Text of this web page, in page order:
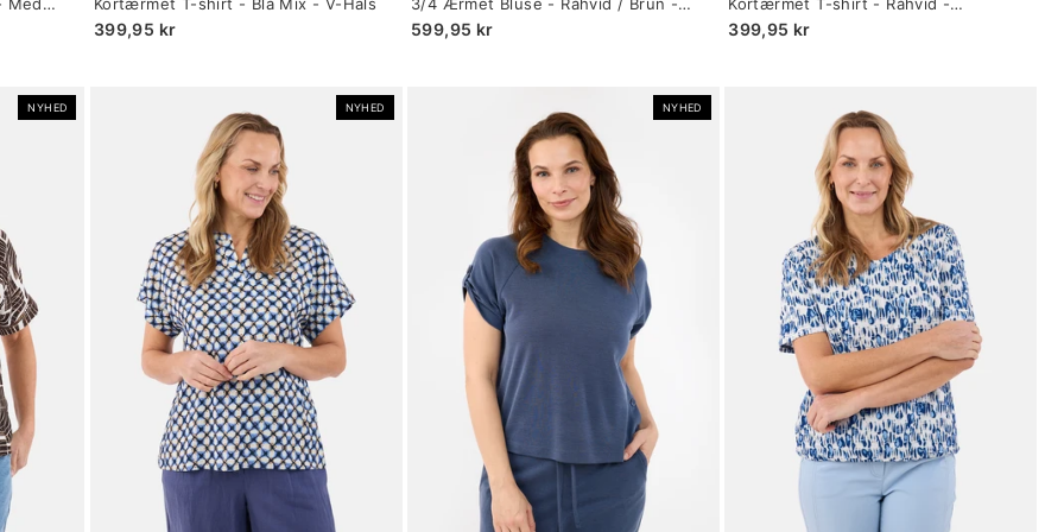
399,95 kr
selected
Prikket
599,95 kr
selected
Broderede Ærmer
399,95 kr
selected
NYHED NYHED NYHED